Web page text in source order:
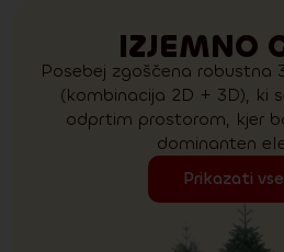
IZJEMNO
Posebej zgoščena robustna
(kombinacija 2D + 3D), ki
odprtim prostorom, kjer
dominanten
Prikazati